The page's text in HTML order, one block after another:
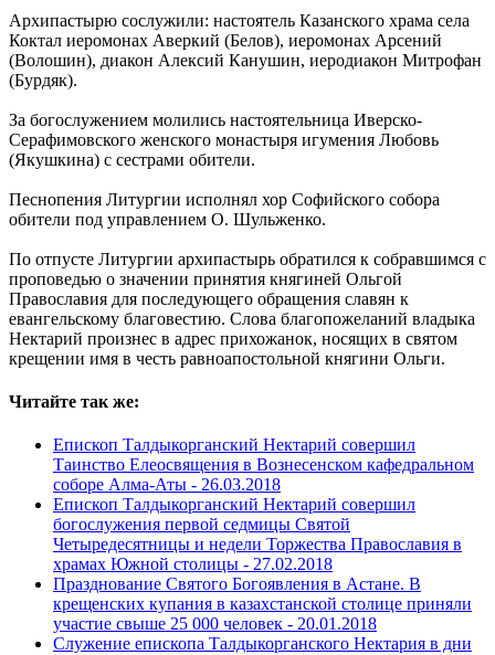
Архипастырю сослужили: настоятель Казанского храма села
Коктал иеромонах Аверкий (Белов), иеромонах Арсений
(Волошин), диакон Алексий Канушин, иеродиакон Митрофан
(Бурдяк).
За богослужением молились настоятельница Иверско-
Серафимовского женского монастыря игумения Любовь
(Якушкина) с сестрами обители.
Песнопения Литургии исполнял хор Софийского собора
обители под управлением О. Шульженко.
По отпусте Литургии архипастырь обратился к собравшимся с
проповедью о значении принятия княгиней Ольгой
Православия для последующего обращения славян к
евангельскому благовестию. Слова благопожеланий владыка
Нектарий произнес в адрес прихожанок, носящих в святом
крещении имя в честь равноапостольной княгини Ольги.
Читайте так же:
Епископ Талдыкорганский Нектарий совершил
Таинство Елеосвящения в Вознесенском кафедральном
соборе Алма-Аты - 26.03.2018
Епископ Талдыкорганский Нектарий совершил
богослужения первой седмицы Святой
Четыредесятницы и недели Торжества Православия в
храмах Южной столицы - 27.02.2018
Празднование Святого Богоявления в Астане. В
крещенских купания в казахстанской столице приняли
участие свыше 25 000 человек - 20.01.2018
Служение епископа Талдыкорганского Нектария в дни